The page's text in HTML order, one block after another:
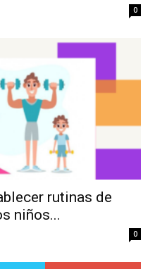
0
rutinas de
niños...
0